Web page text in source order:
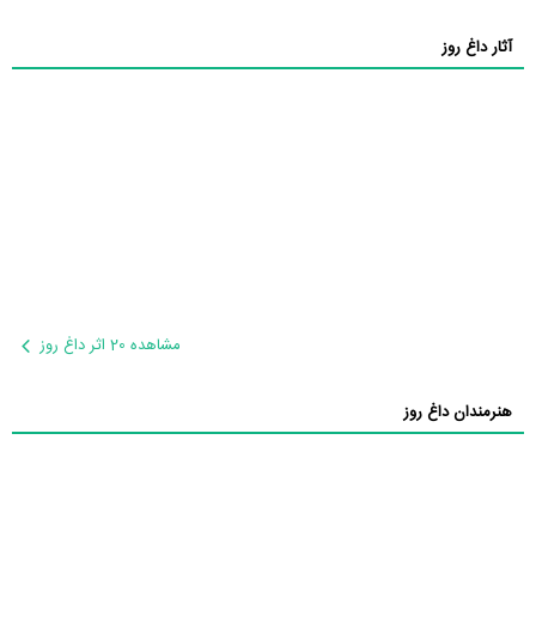
آثار داغ روز
مشاهده 20 اثر داغ روز
هنرمندان داغ روز